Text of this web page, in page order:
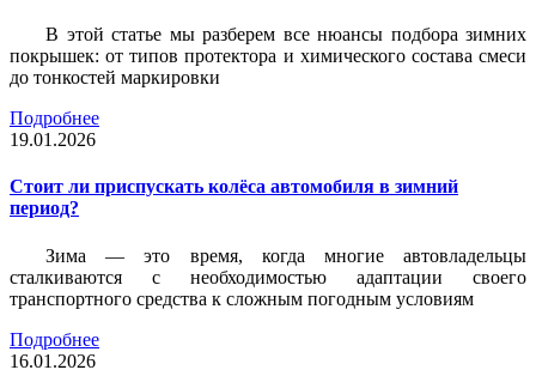
В этой статье мы разберем все нюансы подбора зимних
покрышек: от типов протектора и химического состава смеси
до тонкостей маркировки
Подробнее
19.01.2026
Стоит ли приспускать колёса автомобиля в зимний
период?
Зима — это время, когда многие автовладельцы
сталкиваются с необходимостью адаптации своего
транспортного средства к сложным погодным условиям
Подробнее
16.01.2026